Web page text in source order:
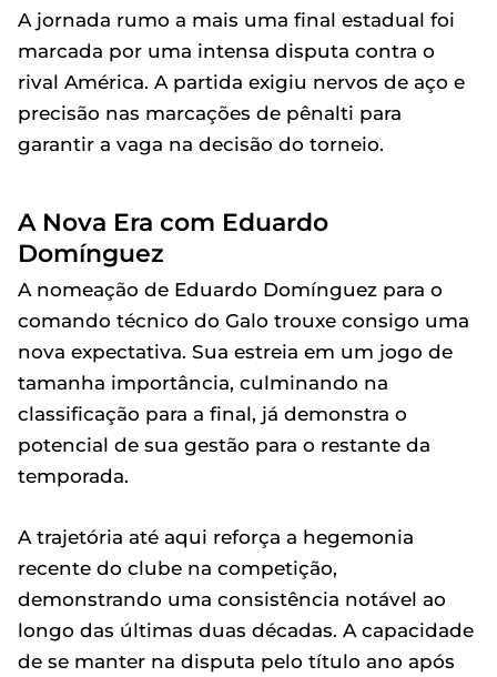
A jornada rumo a mais uma final estadual foi
marcada por uma intensa disputa contra o
rival América. A partida exigiu nervos de aço e
precisão nas marcações de pênalti para
garantir a vaga na decisão do torneio.
A Nova Era com Eduardo
Domínguez
A nomeação de Eduardo Domínguez para o
comando técnico do Galo trouxe consigo uma
nova expectativa. Sua estreia em um jogo de
tamanha importância, culminando na
classificação para a final, já demonstra o
potencial de sua gestão para o restante da
temporada.
A trajetória até aqui reforça a hegemonia
recente do clube na competição,
demonstrando uma consistência notável ao
longo das últimas duas décadas. A capacidade
de se manter na disputa pelo título ano após